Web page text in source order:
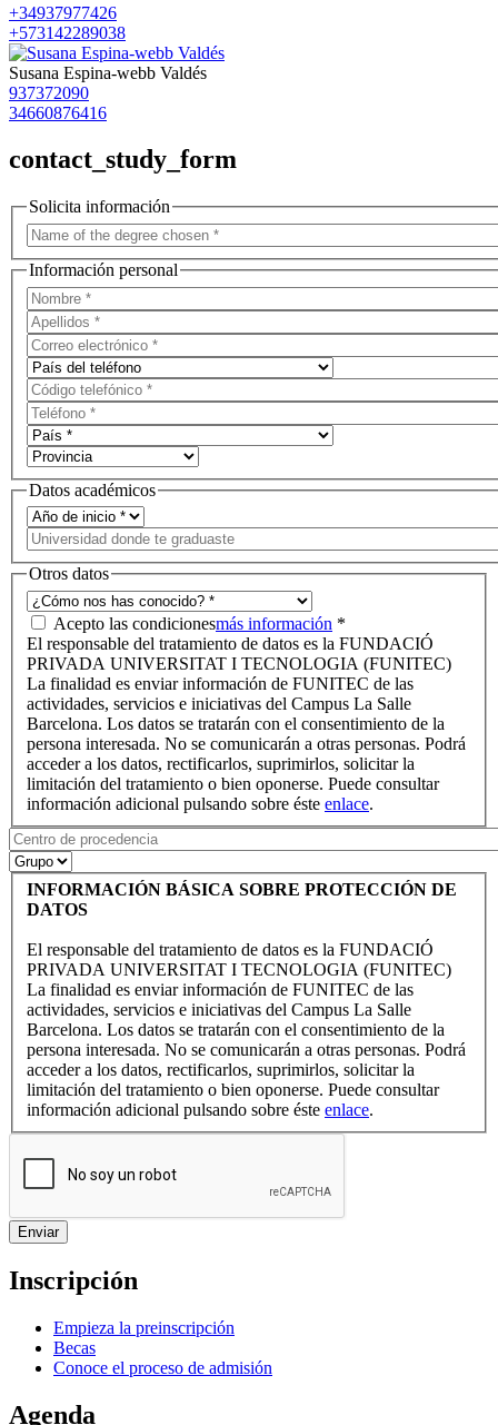
+34937977426
+573142289038
Susana Espina-webb Valdés
937372090
34660876416
contact_study_form
Solicita información
Información personal
Datos académicos
Otros datos
Acepto las condicionesmás información *
El responsable del tratamiento de datos es la FUNDACIÓ
PRIVADA UNIVERSITAT I TECNOLOGIA (FUNITEC)
La finalidad es enviar información de FUNITEC de las
actividades, servicios e iniciativas del Campus La Salle
Barcelona. Los datos se tratarán con el consentimiento de la
persona interesada. No se comunicarán a otras personas. Podrá
acceder a los datos, rectificarlos, suprimirlos, solicitar la
limitación del tratamiento o bien oponerse. Puede consultar
información adicional pulsando sobre éste enlace.
INFORMACIÓN BÁSICA SOBRE PROTECCIÓN DE
DATOS
El responsable del tratamiento de datos es la FUNDACIÓ
PRIVADA UNIVERSITAT I TECNOLOGIA (FUNITEC)
La finalidad es enviar información de FUNITEC de las
actividades, servicios e iniciativas del Campus La Salle
Barcelona. Los datos se tratarán con el consentimiento de la
persona interesada. No se comunicarán a otras personas. Podrá
acceder a los datos, rectificarlos, suprimirlos, solicitar la
limitación del tratamiento o bien oponerse. Puede consultar
información adicional pulsando sobre éste enlace.
Inscripción
Empieza la preinscripción
Becas
Conoce el proceso de admisión
Agenda